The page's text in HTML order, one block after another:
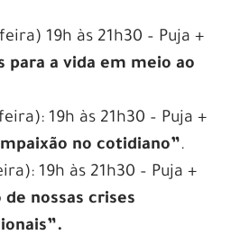
19h às 21h30 – Puja +
para a vida em meio ao
19h às 21h30 – Puja +
no cotidiano”.
19h às 21h30 – Puja +
de nossas crises